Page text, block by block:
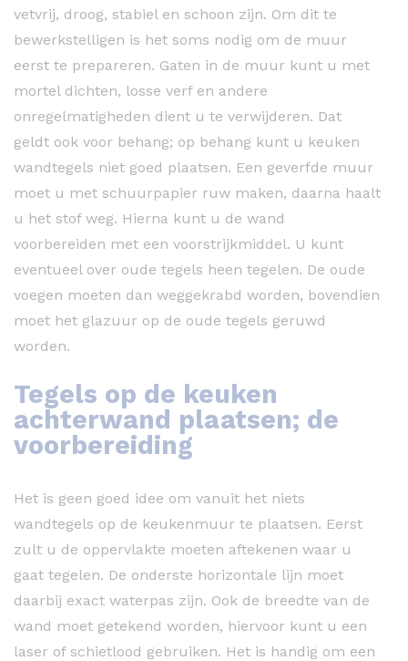
vetvrij, droog, stabiel en schoon zijn. Om dit te
bewerkstelligen is het soms nodig om de muur
eerst te prepareren. Gaten in de muur kunt u met
mortel dichten, losse verf en andere
onregelmatigheden dient u te verwijderen. Dat
geldt ook voor behang; op behang kunt u keuken
wandtegels niet goed plaatsen. Een geverfde muur
moet u met schuurpapier ruw maken, daarna haalt
u het stof weg. Hierna kunt u de wand
voorbereiden met een voorstrijkmiddel. U kunt
eventueel over oude tegels heen tegelen. De oude
voegen moeten dan weggekrabd worden, bovendien
moet het glazuur op de oude tegels geruwd
worden.
Tegels op de keuken
achterwand plaatsen; de
voorbereiding
Het is geen goed idee om vanuit het niets
wandtegels op de keukenmuur te plaatsen. Eerst
zult u de oppervlakte moeten aftekenen waar u
gaat tegelen. De onderste horizontale lijn moet
daarbij exact waterpas zijn. Ook de breedte van de
wand moet getekend worden, hiervoor kunt u een
laser of schietlood gebruiken. Het is handig om een